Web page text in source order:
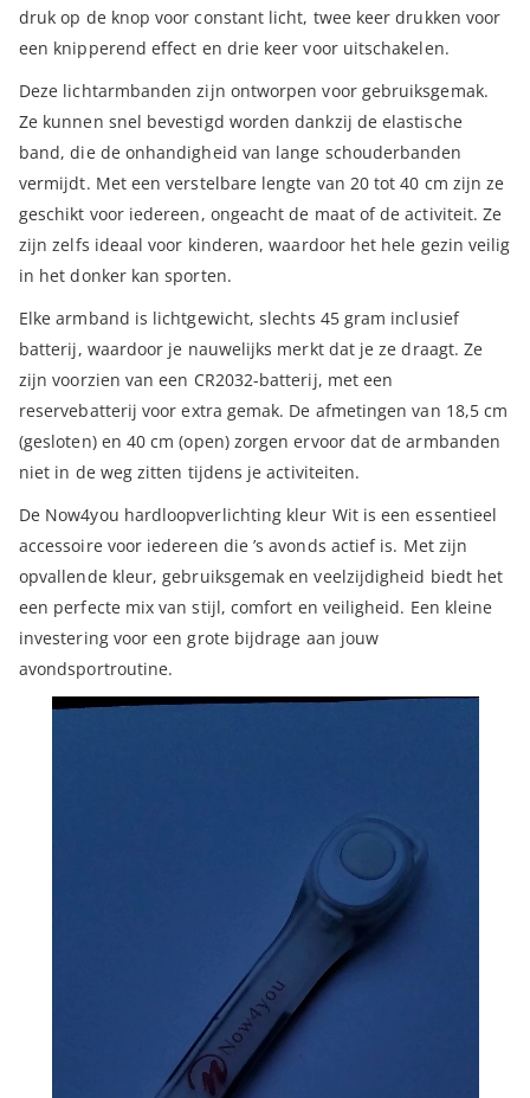
druk op de knop voor constant licht, twee keer drukken voor
een knipperend effect en drie keer voor uitschakelen.
Deze lichtarmbanden zijn ontworpen voor gebruiksgemak.
Ze kunnen snel bevestigd worden dankzij de elastische
band, die de onhandigheid van lange schouderbanden
vermijdt. Met een verstelbare lengte van 20 tot 40 cm zijn ze
geschikt voor iedereen, ongeacht de maat of de activiteit. Ze
zijn zelfs ideaal voor kinderen, waardoor het hele gezin veilig
in het donker kan sporten.
Elke armband is lichtgewicht, slechts 45 gram inclusief
batterij, waardoor je nauwelijks merkt dat je ze draagt. Ze
zijn voorzien van een CR2032-batterij, met een
reservebatterij voor extra gemak. De afmetingen van 18,5 cm
(gesloten) en 40 cm (open) zorgen ervoor dat de armbanden
niet in de weg zitten tijdens je activiteiten.
De Now4you hardloopverlichting kleur Wit is een essentieel
accessoire voor iedereen die ’s avonds actief is. Met zijn
opvallende kleur, gebruiksgemak en veelzijdigheid biedt het
een perfecte mix van stijl, comfort en veiligheid. Een kleine
investering voor een grote bijdrage aan jouw
avondsportroutine.